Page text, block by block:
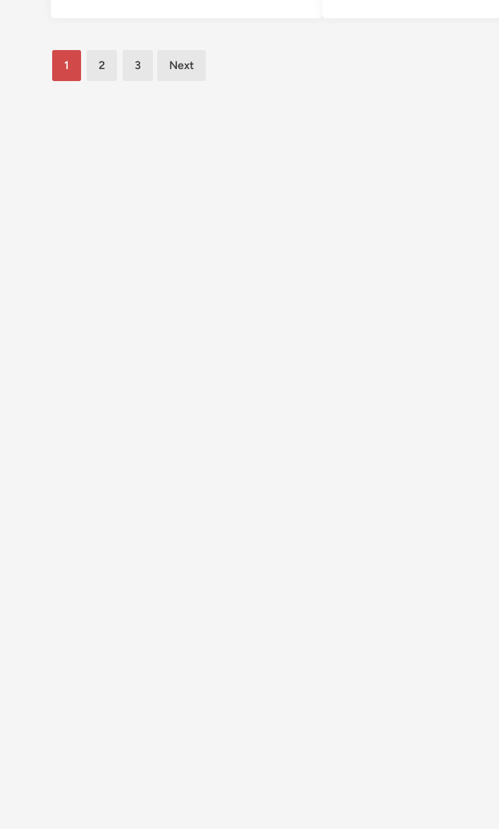
Posts
pagination
1 2 3 Next